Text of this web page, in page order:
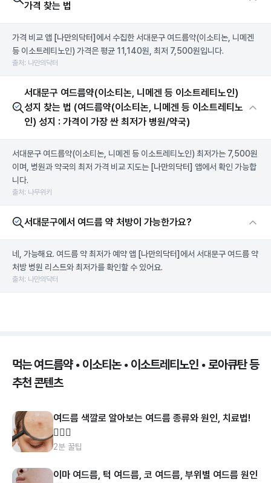
가격 찾는 법
가격 비교 앱 [나만의닥터] 에서 수집한 서대문구 여드름약(이소티논, 니메겐
등 이소트레티노인) 가격은 평균 11,140원, 최저 7,500원입니다.
출처: 나만의닥터
서대문구 여드름약(이소티논, 니메겐 등 이소트레티노인)
성지 찾는 법 (여드름약(이소티논, 니메겐 등 이소트레티노
인) 성지 : 가격이 가장 싼 최저가 병원/약국)
서대문구 여드름약(이소티논, 니메겐 등 이소트레티노인) 최저가는 7,500원
이며, 병원과 약국의 최저 가격 비교 지도는 [나만의닥터] 앱에서 확인 가능합
니다.
출처: 나무위키
서대문구에서 여드름 약 처방이 가능한가요?
네, 가능해요. 여드름 약 최저가 예약 앱 [나만의닥터] 에서 서대문구 여드름 약
처방 병원 리스트와 최저가를 확인할 수 있어요.
출처: 나만의닥터
먹는 여드름약 • 이소티논 • 이소트레티노인 • 로아큐탄 등
추천 콘텐츠
여드름 색깔로 알아보는 여드름 종류와 원인, 치료법!
👩🏻‍⚕️
2분 꿀팁
이마 여드름, 턱 여드름, 코 여드름, 부위별 여드름 원인